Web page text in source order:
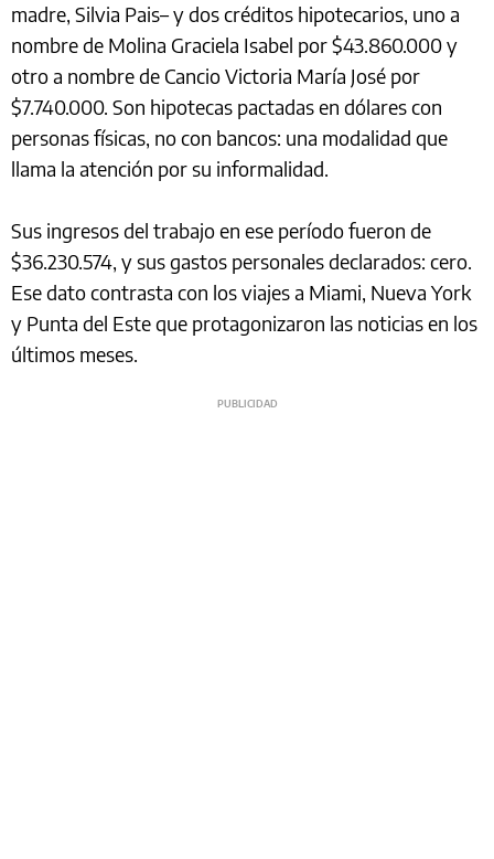
madre, Silvia Pais– y dos créditos hipotecarios, uno a
nombre de Molina Graciela Isabel por $43.860.000 y
otro a nombre de Cancio Victoria María José por
$7.740.000. Son hipotecas pactadas en dólares con
personas físicas, no con bancos: una modalidad que
llama la atención por su informalidad.
Sus ingresos del trabajo en ese período fueron de
$36.230.574, y sus gastos personales declarados: cero.
Ese dato contrasta con los viajes a Miami, Nueva York
y Punta del Este que protagonizaron las noticias en los
últimos meses.